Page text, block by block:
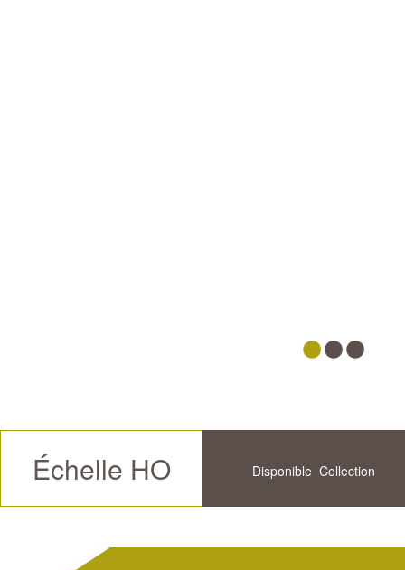
Échelle HO Disponible Collection